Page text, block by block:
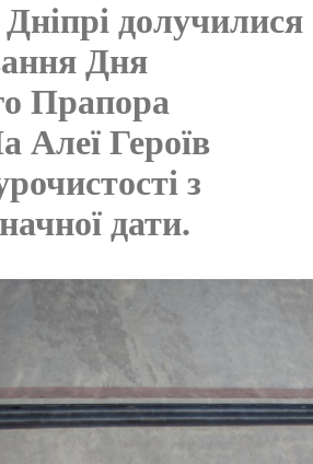
долучилися
Дня
Прапора
Алеї Героїв
з
дати.